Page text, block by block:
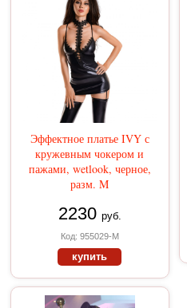
Эффектное платье IVY с
кружевным чокером и
пажами, wetlook, черное,
разм. M
2230 руб.
Код: 955029-M
купить